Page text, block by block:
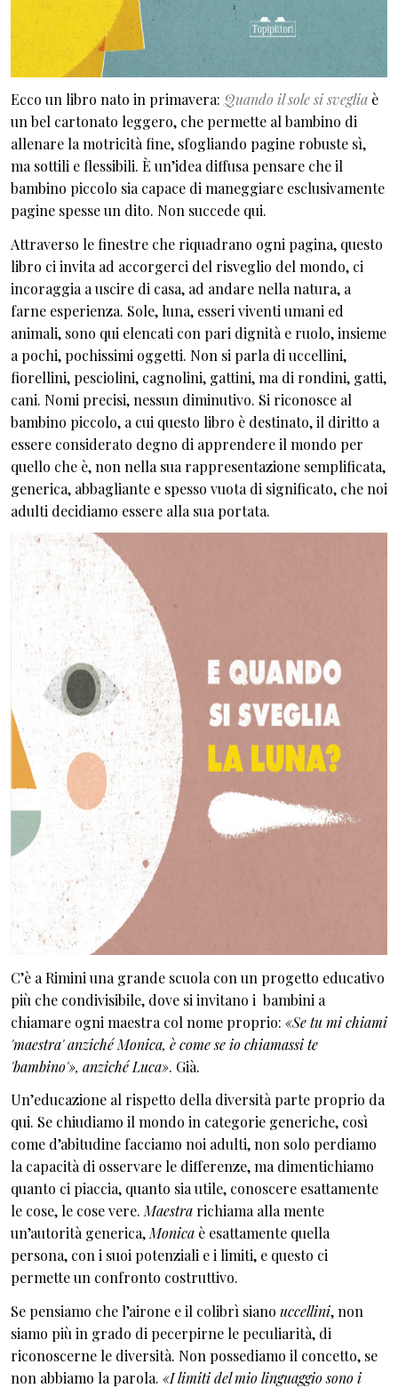
Ecco un libro nato in primavera: Quando il sole si sveglia è
un bel cartonato leggero, che permette al bambino di
allenare la motricità fine, sfogliando pagine robuste sì,
ma sottili e flessibili. È un’idea diffusa pensare che il
bambino piccolo sia capace di maneggiare esclusivamente
pagine spesse un dito. Non succede qui.
Attraverso le finestre che riquadrano ogni pagina, questo
libro ci invita ad accorgerci del risveglio del mondo, ci
incoraggia a uscire di casa, ad andare nella natura, a
farne esperienza. Sole, luna, esseri viventi umani ed
animali, sono qui elencati con pari dignità e ruolo, insieme
a pochi, pochissimi oggetti. Non si parla di uccellini,
fiorellini, pesciolini, cagnolini, gattini, ma di rondini, gatti,
cani. Nomi precisi, nessun diminutivo. Si riconosce al
bambino piccolo, a cui questo libro è destinato, il diritto a
essere considerato degno di apprendere il mondo per
quello che è, non nella sua rappresentazione semplificata,
generica, abbagliante e spesso vuota di significato, che noi
adulti decidiamo essere alla sua portata.
C’è a Rimini una grande scuola con un progetto educativo
più che condivisibile, dove si invitano i bambini a
chiamare ogni maestra col nome proprio: «Se tu mi chiami
'maestra' anziché Monica, è come se io chiamassi te
'bambino'», anziché Luca». Già.
Un’educazione al rispetto della diversità parte proprio da
qui. Se chiudiamo il mondo in categorie generiche, così
come d’abitudine facciamo noi adulti, non solo perdiamo
la capacità di osservare le differenze, ma dimentichiamo
quanto ci piaccia, quanto sia utile, conoscere esattamente
le cose, le cose vere. Maestra richiama alla mente
un’autorità generica, Monica è esattamente quella
persona, con i suoi potenziali e i limiti, e questo ci
permette un confronto costruttivo.
Se pensiamo che l’airone e il colibrì siano uccellini, non
siamo più in grado di pecerpirne le peculiarità, di
riconoscerne le diversità. Non possediamo il concetto, se
non abbiamo la parola. «I limiti del mio linguaggio sono i